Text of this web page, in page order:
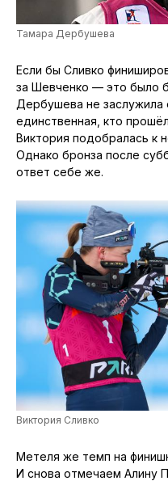
Тамара Дербушева
Если бы Сливко
за Шевченко — это было
Дербушева не
единственная, кто
Виктория подобралась к
Однако бронза после
ответ себе же.
Виктория Сливко
Метеля же темп на
И снова отмечаем Алину